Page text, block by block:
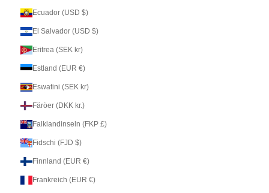
Ecuador (USD $)
El Salvador (USD $)
Eritrea (SEK kr)
Estland (EUR €)
Eswatini (SEK kr)
Färöer (DKK kr.)
Falklandinseln (FKP £)
Fidschi (FJD $)
Finnland (EUR €)
Frankreich (EUR €)